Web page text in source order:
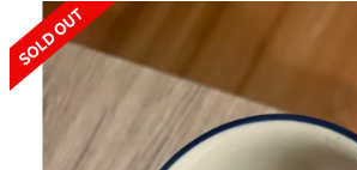
SOLD OUT